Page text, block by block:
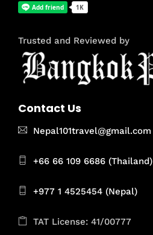
Trusted and Reviewed by
Contact Us
Nepal101travel@gmail.com
+66 66 109 6686 (Thailand)
+977 1 4525454 (Nepal)
TAT License: 41/00777